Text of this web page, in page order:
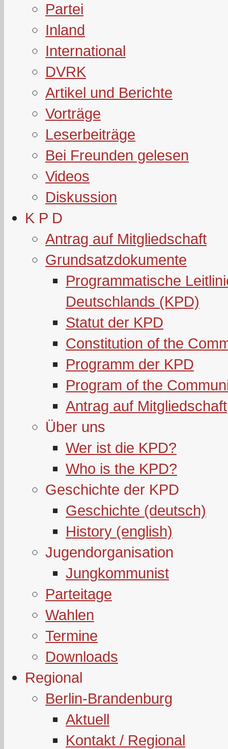
Partei
Inland
International
DVRK
Artikel und Berichte
Vorträge
Leserbeiträge
Bei Freunden gelesen
Videos
Diskussion
K P D
Antrag auf Mitgliedschaft
Grundsatzdokumente
Programmatische
Deutschlands (KPD)
Statut der KPD
Constitution of the
Programm der KPD
Program of the
Antrag auf Mitgliedschaft
Über uns
Wer ist die KPD?
Who is the KPD?
Geschichte der KPD
Geschichte (deutsch)
History (english)
Jugendorganisation
Jungkommunist
Parteitage
Wahlen
Termine
Downloads
Regional
Berlin-Brandenburg
Aktuell
Kontakt / Regional